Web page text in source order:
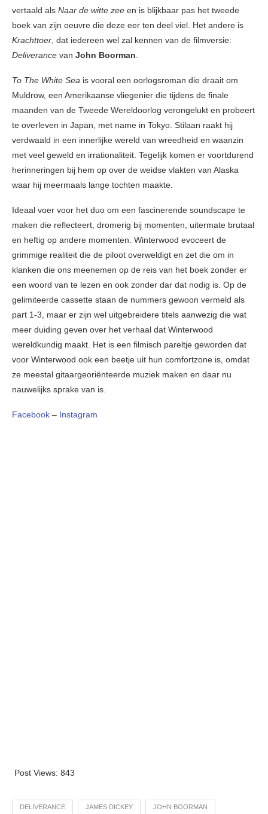
vertaald als Naar de witte zee en is blijkbaar pas het tweede
boek van zijn oeuvre die deze eer ten deel viel. Het andere is
Krachttoer, dat iedereen wel zal kennen van de filmversie:
Deliverance van John Boorman.
To The White Sea is vooral een oorlogsroman die draait om
Muldrow, een Amerikaanse vliegenier die tijdens de finale
maanden van de Tweede Wereldoorlog verongelukt en probeert
te overleven in Japan, met name in Tokyo. Stilaan raakt hij
verdwaald in een innerlijke wereld van wreedheid en waanzin
met veel geweld en irrationaliteit. Tegelijk komen er voortdurend
herinneringen bij hem op over de weidse vlakten van Alaska
waar hij meermaals lange tochten maakte.
Ideaal voer voor het duo om een fascinerende soundscape te
maken die reflecteert, dromerig bij momenten, uitermate brutaal
en heftig op andere momenten. Winterwood evoceert de
grimmige realiteit die de piloot overweldigt en zet die om in
klanken die ons meenemen op de reis van het boek zonder er
een woord van te lezen en ook zonder dar dat nodig is. Op de
gelimiteerde cassette staan de nummers gewoon vermeld als
part 1-3, maar er zijn wel uitgebreidere titels aanwezig die wat
meer duiding geven over het verhaal dat Winterwood
wereldkundig maakt. Het is een filmisch pareltje geworden dat
voor Winterwood ook een beetje uit hun comfortzone is, omdat
ze meestal gitaargeoriënteerde muziek maken en daar nu
nauwelijks sprake van is.
Facebook – Instagram
Post Views: 843
DELIVERANCE JAMES DICKEY JOHN BOORMAN